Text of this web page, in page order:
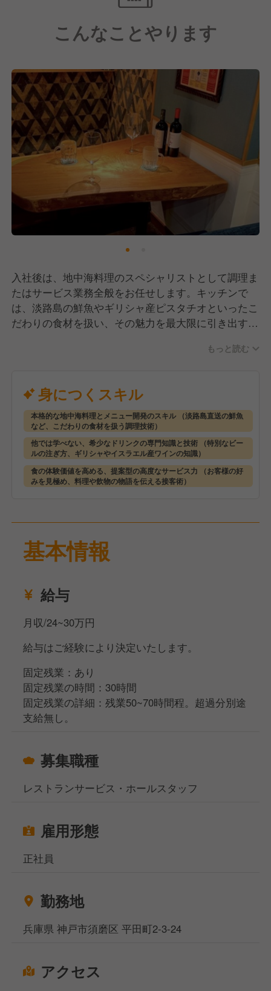
します。地中海各国の個性豊かなワインの魅力を最大
限に引き出すための投資は惜しみません。本物を知る
お客様に選ばれる、確かな理由が私たちの店にはあり
こんなことやります
入社後は、地中海料理のスペシャリストとして調理ま
たはサービス業務全般をお任せします。キッチンで
は、淡路島の鮮魚やギリシャ産ピスタチオといったこ
だわりの食材を扱い、その魅力を最大限に引き出す調
案内人です。高級ホテルバーに負けない「超クリーミ
ーな泡」のビールを注ぐ技術の習得から始まり、ギリ
シャやイスラエルといった珍しい産地のワインを
RIEDELのグラスで提供。一杯のドリンク、一皿の料
理に込められた物語を伝えるプロを目指してくださ
い。
もっと読む
身につくスキル
本格的な地中海料理とメニュー開発のスキル （淡路島直送の鮮魚
など、こだわりの食材を扱う調理技術）
他では学べない、希少なドリンクの専門知識と技術 （特別なビー
ルの注ぎ方、ギリシャやイスラエル産ワインの知識）
食の体験価値を高める、提案型の高度なサービス力 （お客様の好
みを見極め、料理や飲物の物語を伝える接客術）
基本情報
給与
月収/24~30万円
給与はご経験により決定いたします。
固定残業：あり
固定残業の時間：30時間
固定残業の詳細：残業50~70時間程。超過分別途
支給無し。
募集職種
レストランサービス・ホールスタッフ
雇用形態
正社員
勤務地
兵庫県 神戸市須磨区 平田町2-3-24
アクセス